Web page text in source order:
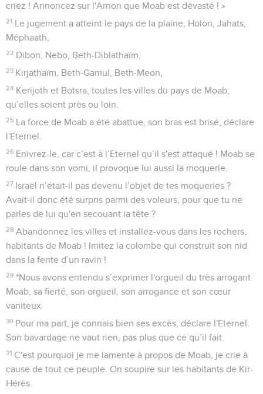
criez ! Annoncez sur l'Arnon que Moab est dévasté ! »
21 Le jugement a atteint le pays de la plaine, Holon, Jahats,
Méphaath,
22 Dibon, Nebo, Beth-Diblathaïm,
23 Kirjathaïm, Beth-Gamul, Beth-Meon,
24 Kerijoth et Botsra, toutes les villes du pays de Moab,
qu’elles soient près ou loin.
25 La force de Moab a été abattue, son bras est brisé, déclare
l'Eternel.
26 Enivrez-le, car c’est à l’Eternel qu’il s'est attaqué ! Moab se
roule dans son vomi, il provoque lui aussi la moquerie.
27 Israël n’était-il pas devenu l’objet de tes moqueries ?
Avait-il donc été surpris parmi des voleurs, pour que tu ne
parles de lui qu'en secouant la tête ?
28 Abandonnez les villes et installez-vous dans les rochers,
habitants de Moab ! Imitez la colombe qui construit son nid
dans la fente d’un ravin !
29 *Nous avons entendu s’exprimer l'orgueil du très arrogant
Moab, sa fierté, son orgueil, son arrogance et son cœur
vaniteux.
30 Pour ma part, je connais bien ses excès, déclare l'Eternel.
Son bavardage ne vaut rien, pas plus que ce qu’il fait.
31 C'est pourquoi je me lamente à propos de Moab, je crie à
cause de tout ce peuple. On soupire sur les habitants de Kir-
Hérès.